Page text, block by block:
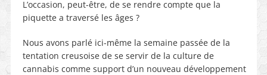
L’occasion, peut-être, de se rendre compte que la
piquette a traversé les âges ?
Nous avons parlé ici-même la semaine passée de la
tentation creusoise de se servir de la culture de
cannabis comme support d’un nouveau développement